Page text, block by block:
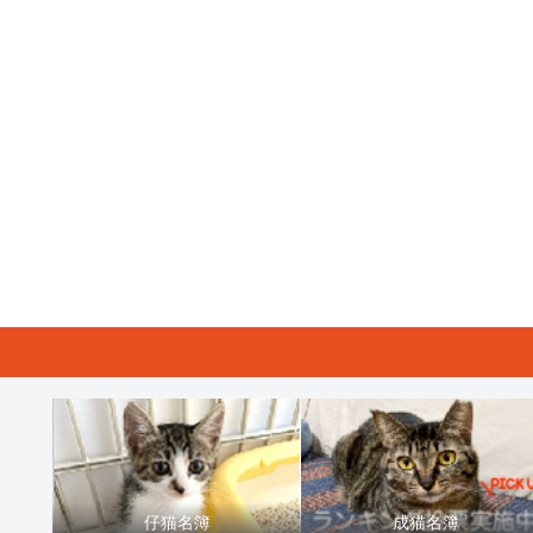
仔猫名簿 成猫名簿